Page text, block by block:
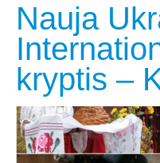
Nauja
kryptis –